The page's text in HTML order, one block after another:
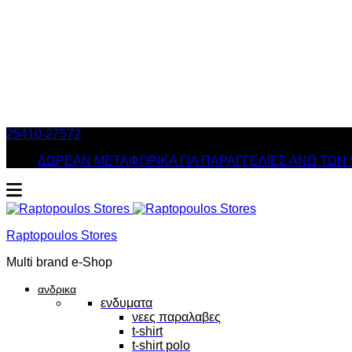
25410-27572
ΔΩΡΕΑΝ ΜΕΤΑΦΟΡΙΚΑ ΓΙΑ ΠΑΡΑΓΓΕΛΙΕΣ ΑΝΩ ΤΩΝ
Raptopoulos Stores
Multi brand e-Shop
ανδρικα
ενδυματα
νεες παραλαβες
t-shirt
t-shirt polo